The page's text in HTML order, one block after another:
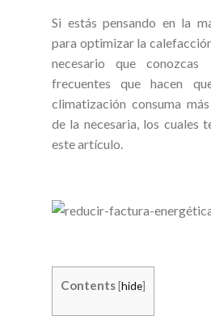
Si estás pensando en la
para optimizar la
necesario que
frecuentes que hacen
climatización consuma
de la necesaria, los cuales
este artículo.
Contents[hide]